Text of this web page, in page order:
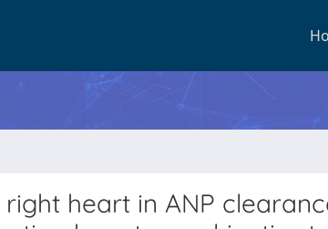
heart in ANP